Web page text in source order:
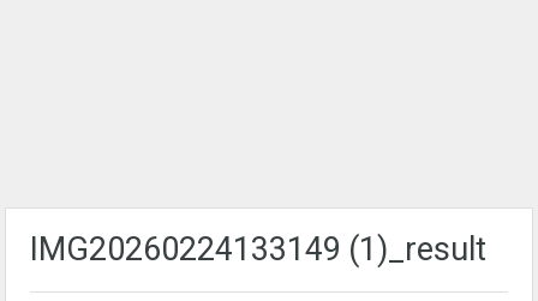
IMG20260224133149 (1)_result